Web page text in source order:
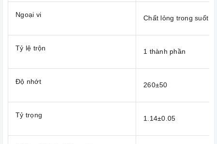
Ngoại vi Chất lỏng trong suốt
Tỷ lệ trộn 1 thành phần
Độ nhớt 260±50
Tỷ trọng 1.14±0.05